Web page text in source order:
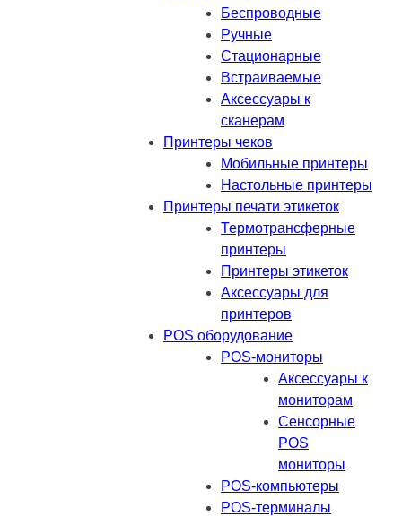
Беспроводные
Ручные
Стационарные
Встраиваемые
Аксессуары к
сканерам
Принтеры чеков
Мобильные принтеры
Настольные принтеры
Принтеры печати этикеток
Термотрансферные
принтеры
Принтеры этикеток
Аксессуары для
принтеров
POS оборудование
POS-мониторы
Аксессуары к
мониторам
Сенсорные
POS
мониторы
POS-компьютеры
POS-терминалы